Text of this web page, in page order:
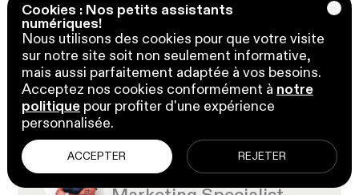
Cookies : Nos petits assistants
numériques!
Nous utilisons des cookies pour que votre visite
sur notre site soit non seulement informative,
mais aussi parfaitement adaptée à vos besoins.
Acceptez nos cookies conformément à notre
politiquepour profiter d'une expérience
personnalisée.
ACCEPTER REJETER
Copier l'url
23 avril 2025
par Kooldeep Sahye